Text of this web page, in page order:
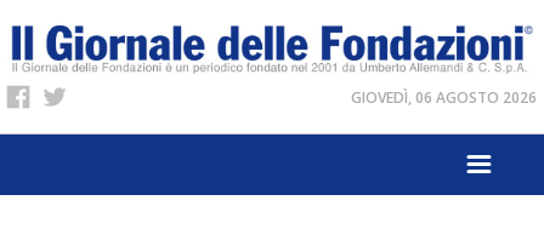
GIOVEDÌ, 06 AGOSTO 2026